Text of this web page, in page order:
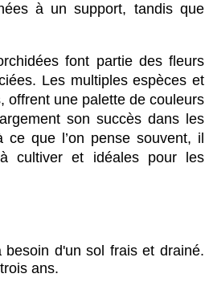
à un support, tandis que
font partie des fleurs
Les multiples espèces et
offrent une palette de couleurs
son succès dans les
que l’on pense souvent, il
cultiver et idéales pour les
besoin d'un sol frais et drainé.
ans.